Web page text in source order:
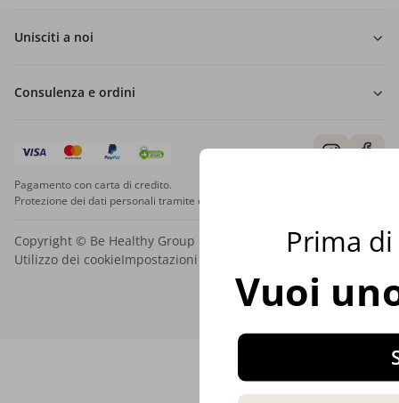
Unisciti a noi
Consulenza e ordini
Pagamento con carta di credito.
Protezione dei dati personali tramite crittografia SSL.
Copyright © Be Healthy Group d.o.o. 2012 - 2026
Utilizzo dei cookieImpostazioni dei cookie
Prima
Vuoi